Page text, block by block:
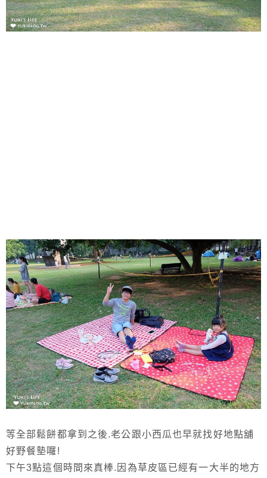
等全部鬆餅都拿到之後.老公跟小西瓜也早就找好地點舖
好野餐墊囉!
下午3點這個時間來真棒.因為草皮區已經有一大半的地方